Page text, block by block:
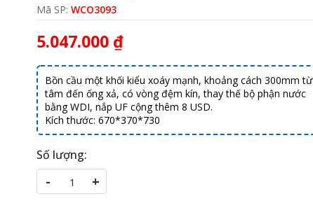
Mã SP: WCO3093
5.047.000 ₫
Bồn cầu một khối kiểu xoáy mạnh, khoảng cách 300mm từ
tâm đến ống xả, có vòng đệm kín, thay thế bộ phận nước
bằng WDI, nắp UF cộng thêm 8 USD.
Kích thước: 670*370*730
Số lượng:
- +